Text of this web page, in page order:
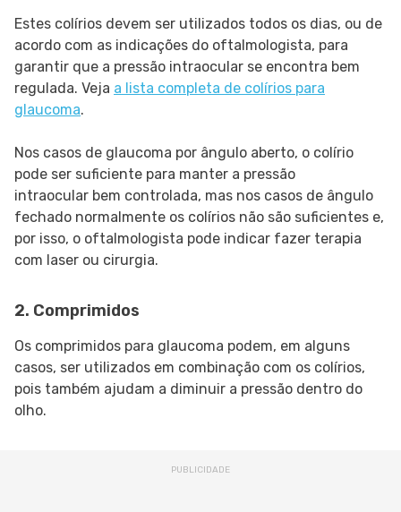
Estes colírios devem ser utilizados todos os dias, ou de
acordo com as indicações do oftalmologista, para
garantir que a pressão intraocular se encontra bem
regulada. Veja a lista completa de colírios para
glaucoma.
Nos casos de glaucoma por ângulo aberto, o colírio
pode ser suficiente para manter a pressão
intraocular bem controlada, mas nos casos de ângulo
fechado normalmente os colírios não são suficientes e,
por isso, o oftalmologista pode indicar fazer terapia
com laser ou cirurgia.
2. Comprimidos
Os comprimidos para glaucoma podem, em alguns
casos, ser utilizados em combinação com os colírios,
pois também ajudam a diminuir a pressão dentro do
olho.